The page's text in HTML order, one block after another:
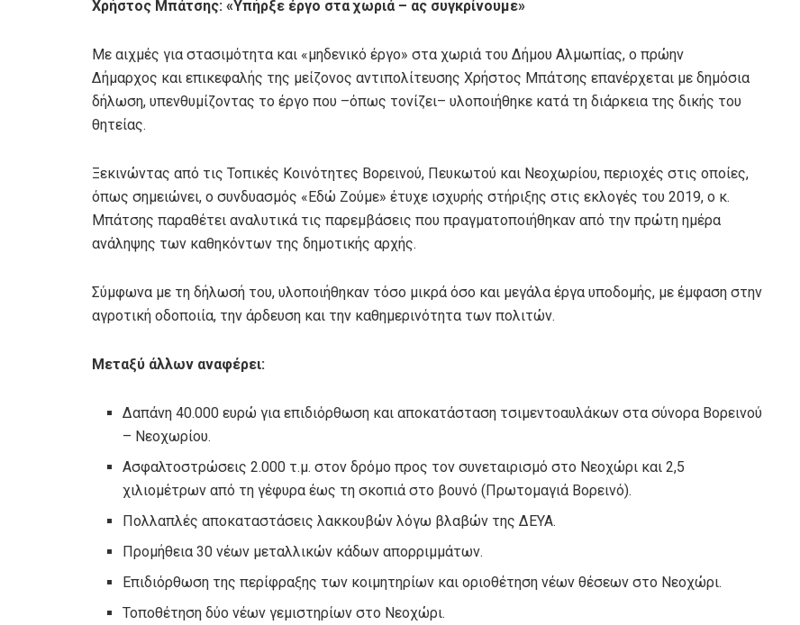
Χρήστος Μπάτσης: «Υπήρξε έργο στα χωριά – ας συγκρίνουμε»
Με αιχμές για στασιμότητα και «μηδενικό έργο» στα χωριά του Δήμου Αλμωπίας, ο πρώην
Δήμαρχος και επικεφαλής της μείζονος αντιπολίτευσης Χρήστος Μπάτσης επανέρχεται με δημόσια
δήλωση, υπενθυμίζοντας το έργο που –όπως τονίζει– υλοποιήθηκε κατά τη διάρκεια της δικής του
θητείας.
Ξεκινώντας από τις Τοπικές Κοινότητες Βορεινού, Πευκωτού και Νεοχωρίου, περιοχές στις οποίες,
όπως σημειώνει, ο συνδυασμός «Εδώ Ζούμε» έτυχε ισχυρής στήριξης στις εκλογές του 2019, ο κ.
Μπάτσης παραθέτει αναλυτικά τις παρεμβάσεις που πραγματοποιήθηκαν από την πρώτη ημέρα
ανάληψης των καθηκόντων της δημοτικής αρχής.
Σύμφωνα με τη δήλωσή του, υλοποιήθηκαν τόσο μικρά όσο και μεγάλα έργα υποδομής, με έμφαση στην
αγροτική οδοποιία, την άρδευση και την καθημερινότητα των πολιτών.
Μεταξύ άλλων αναφέρει:
Δαπάνη 40.000 ευρώ για επιδιόρθωση και αποκατάσταση τσιμεντοαυλάκων στα σύνορα Βορεινού
– Νεοχωρίου.
Ασφαλτοστρώσεις 2.000 τ.μ. στον δρόμο προς τον συνεταιρισμό στο Νεοχώρι και 2,5
χιλιομέτρων από τη γέφυρα έως τη σκοπιά στο βουνό (Πρωτομαγιά Βορεινό).
Πολλαπλές αποκαταστάσεις λακκουβών λόγω βλαβών της ΔΕΥΑ.
Προμήθεια 30 νέων μεταλλικών κάδων απορριμμάτων.
Επιδιόρθωση της περίφραξης των κοιμητηρίων και οριοθέτηση νέων θέσεων στο Νεοχώρι.
Τοποθέτηση δύο νέων γεμιστηρίων στο Νεοχώρι.